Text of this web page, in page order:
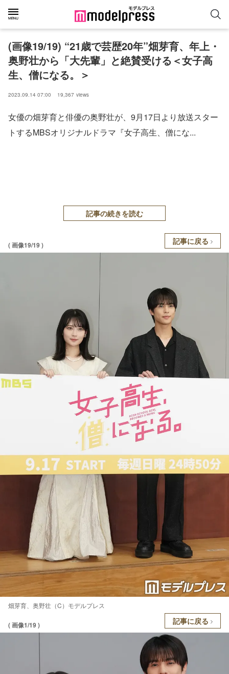
(画像19/19) “21歳で芸歴20年”畑芽育、年上・
奥野壮から「大先輩」と絶賛受ける＜女子高
生、僧になる。＞
2023.09.14 07:00 19,367 views
女優の畑芽育と俳優の奥野壮が、9月17日より放送スター
トするMBSオリジナルドラマ『女子高生、僧にな...
記事の続きを読む
( 画像19/19 ) 記事に戻る
畑芽育、奥野壮（C）モデルプレス
( 画像1/19 ) 記事に戻る